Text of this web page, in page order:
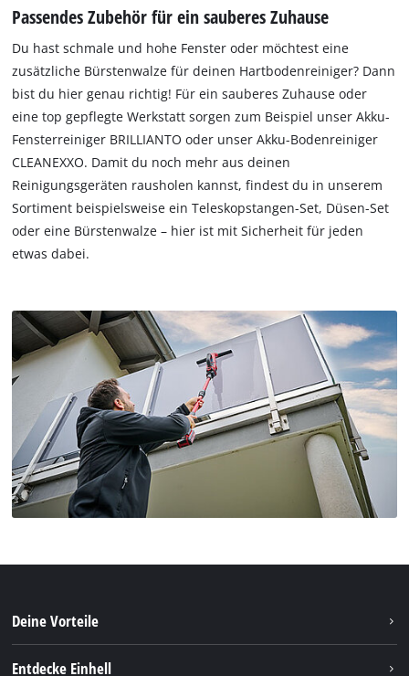
Passendes Zubehör für ein sauberes Zuhause
Du hast schmale und hohe Fenster oder möchtest eine
zusätzliche Bürstenwalze für deinen Hartbodenreiniger? Dann
bist du hier genau richtig! Für ein sauberes Zuhause oder
eine top gepflegte Werkstatt sorgen zum Beispiel unser Akku-
Fensterreiniger BRILLIANTO oder unser Akku-Bodenreiniger
CLEANEXXO. Damit du noch mehr aus deinen
Reinigungsgeräten rausholen kannst, findest du in unserem
Sortiment beispielsweise ein Teleskopstangen-Set, Düsen-Set
oder eine Bürstenwalze – hier ist mit Sicherheit für jeden
etwas dabei.
Deine Vorteile
Entdecke Einhell